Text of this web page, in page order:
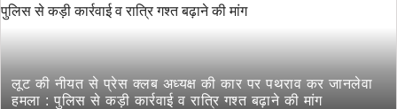
लूट की नीयत से प्रेस क्लब अध्यक्ष की कार पर पथराव कर जानलेवा
हमला : पुलिस से कड़ी कार्रवाई व रात्रि गश्त बढ़ाने की मांग